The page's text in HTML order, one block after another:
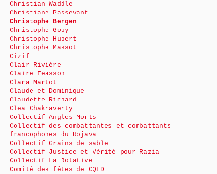
Christian Waddle
Christiane Passevant
Christophe Bergen
Christophe Goby
Christophe Hubert
Christophe Massot
Cizif
Clair Rivière
Claire Feasson
Clara Martot
Claude et Dominique
Claudette Richard
Clea Chakraverty
Collectif Angles Morts
Collectif des combattantes et combattants
francophones du Rojava
Collectif Grains de sable
Collectif Justice et Vérité pour Razia
Collectif La Rotative
Comité des fêtes de CQFD